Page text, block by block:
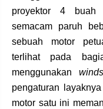
proyektor 4 buah
semacam paruh
sebuah motor
terlihat pada
menggunakan
pengaturan
motor satu ini